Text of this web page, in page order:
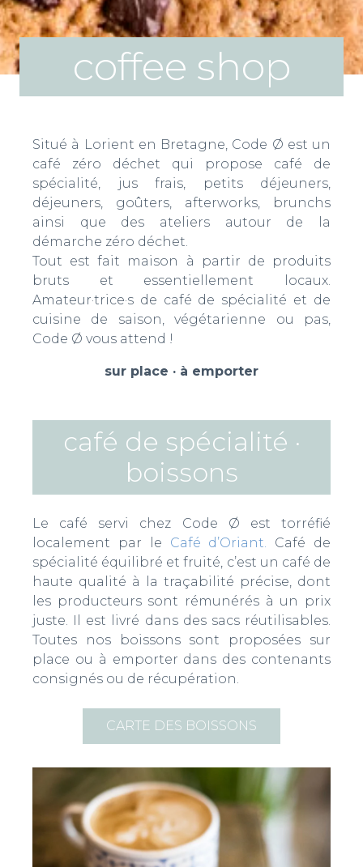
coffee shop
Situé à Lorient en Bretagne, Code Ø est un
café zéro déchet qui propose café de
spécialité, jus frais, petits déjeuners,
déjeuners, goûters, afterworks, brunchs
ainsi que des ateliers autour de la
démarche zéro déchet.
Tout est fait maison à partir de produits
bruts et essentiellement locaux.
Amateur·trice·s de café de spécialité et de
cuisine de saison, végétarienne ou pas,
Code Ø vous attend !
sur place · à emporter
café de spécialité ·
boissons
Le café servi chez Code Ø est torréfié
localement par le Café d’Oriant.
Café de
spécialité équilibré et fruité, c’est un café de
haute qualité à la traçabilité précise, dont
les producteurs sont rémunérés à un prix
juste. Il est livré dans des sacs réutilisables.
Toutes nos boissons sont proposées sur
place ou à emporter dans des contenants
consignés ou de récupération.
CARTE DES BOISSONS